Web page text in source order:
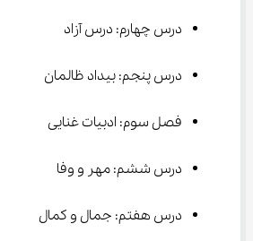
درس چهارم: درس آزاد
درس پنجم: بیداد ظالمان
فصل سوم: ادبیات غنایی
درس ششم: مهر و وفا
درس هفتم: جمال و کمال